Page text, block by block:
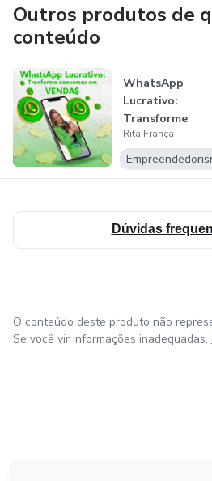
Outros produtos de
conteúdo
WhatsApp
Lucrativo:
Transforme
Conversas em
Vendas
Rita França
Dúvidas
O conteúdo deste produto não
Se você vir informações inadequadas,